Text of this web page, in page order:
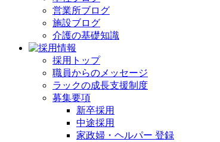
営業所ブログ
施設ブログ
介護の基礎知識
採用トップ
職員からのメッセージ
ラックの成長支援制度
募集要項
新卒採用
中途採用
家政婦・ヘルパー 登録